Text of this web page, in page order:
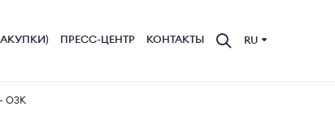
ПРЕСС-ЦЕНТР КОНТАКТЫ RU
- ОЗК